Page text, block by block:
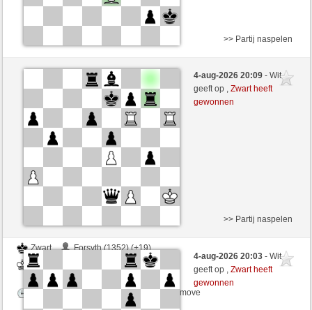
Wit
crema2024 (1273) (+17)
Mike88 (1300) (-17)
Speelduur: 5 minutes/side + 5 seconds/move
Partij telt mee voor de ranglijst
>> Partij naspelen
4-aug-2026 20:09- Wit
geeft op ,Zwart heeft
gewonnen
Zwart
Forsyth (1352) (+19)
Wit
Mike88 (1314) (-14)
Speelduur: 5 minutes/side + 5 seconds/move
>> Partij naspelen
4-aug-2026 20:03- Wit
geeft op ,Zwart heeft
gewonnen